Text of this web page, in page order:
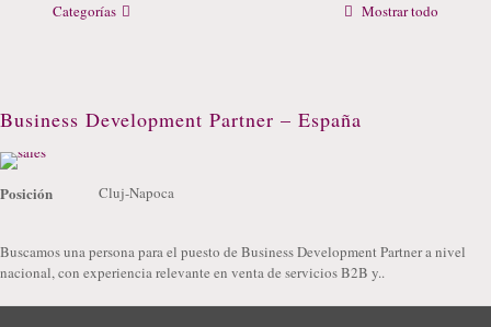
Categorías Mostrar todo
Business Development Partner – España
Posición Cluj-Napoca
Buscamos una persona para el puesto de Business Development Partner a nivel
nacional, con experiencia relevante en venta de servicios B2B y..